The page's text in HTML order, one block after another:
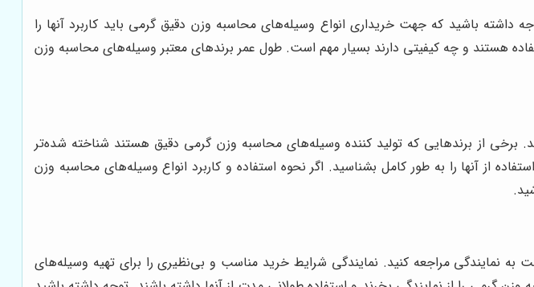
باشید که جهت خریداری انواع وسیله‌های محاسبه وزن دقیق گرمی باید کاربرد آنها را
هستند و چه کیفیتی دارند بسیار مهم است. طول عمر برندهای معتبر وسیله‌های محاسبه وزن
برخی از برندهایی که تولید کننده وسیله‌های محاسبه وزن گرمی دقیق هستند شناخته شده‌تر
از آنها را به طور کامل بشناسید. اگر نحوه استفاده و کاربرد انواع وسیله‌های محاسبه وزن
نمایندگی مراجعه کنید. نمایندگی شرایط خرید مناسب و بی‌نظیری را برای تهیه وسیله‌های